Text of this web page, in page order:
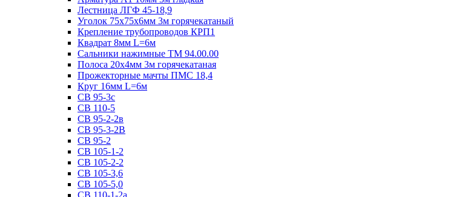
Лестница ЛГФ 45-18,9
Уголок 75х75х6мм 3м горячекатаный
Крепление трубопроводов КРП1
Квадрат 8мм L=6м
Сальники нажимные ТМ 94.00.00
Полоса 20х4мм 3м горячекатаная
Прожекторные мачты ПМС 18,4
Круг 16мм L=6м
СВ 95-3с
СВ 110-5
СВ 95-2-2в
СВ 95-3-2В
СВ 95-2
СВ 105-1-2
СВ 105-2-2
СВ 105-3,6
СВ 105-5,0
СВ 110-1-2а